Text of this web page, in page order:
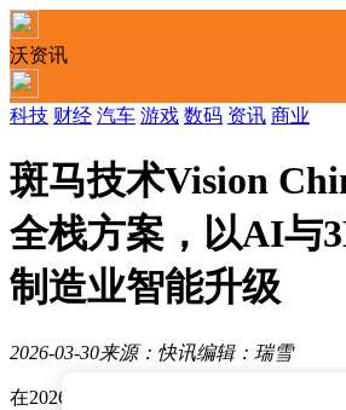
沃资讯
科技 财经 汽车 游戏 数码 资讯 商业
斑马技术Vision
全栈方案，以AI与
制造业智能升级
2026-03-30来源：快讯编辑：瑞雪
在2026中国（上海）机器视觉展（